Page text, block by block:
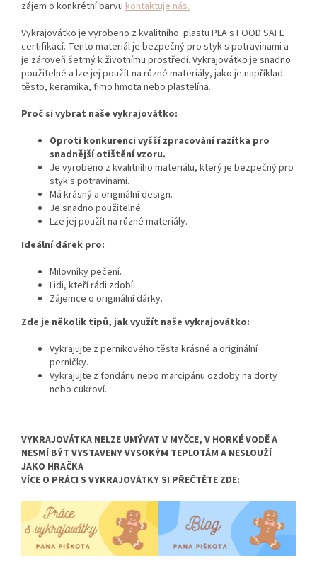
zájem o konkrétní barvu kontaktuje nás.
Vykrajovátko je vyrobeno z kvalitního plastu PLA s FOOD SAFE
certifikací. Tento materiál je bezpečný pro styk s potravinami a
je zároveň šetrný k životnímu prostředí. Vykrajovátko je snadno
použitelné a lze jej použít na různé materiály, jako je například
těsto, keramika, fimo hmota nebo plastelína.
Proč si vybrat naše vykrajovátko:
Oproti konkurenci vyšší zpracování razítka pro
snadnější otištění vzoru.
Je vyrobeno z kvalitního materiálu, který je bezpečný pro
styk s potravinami.
Má krásný a originální design.
Je snadno použitelné.
Lze jej použít na různé materiály.
Ideální dárek pro:
Milovníky pečení.
Lidi, kteří rádi zdobí.
Zájemce o originální dárky.
Zde je několik tipů, jak využít naše vykrajovátko:
Vykrajujte z perníkového těsta krásné a originální
perníčky.
Vykrajujte z fondánu nebo marcipánu ozdoby na dorty
nebo cukroví.
VYKRAJOVÁTKA NELZE UMÝVAT V MYČCE, V HORKÉ VODĚ A
NESMÍ BÝT VYSTAVENY VYSOKÝM TEPLOTÁM A NESLOUŽÍ
JAKO HRAČKA
VÍCE O PRÁCI S VYKRAJOVÁTKY SI PŘEČTĚTE ZDE: